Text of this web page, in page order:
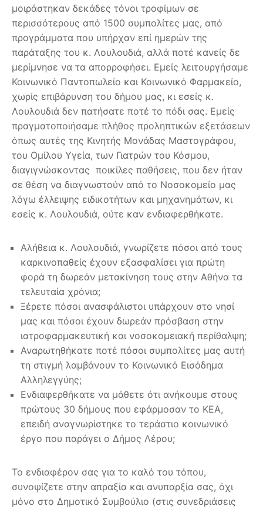
μοιράστηκαν δεκάδες τόνοι τροφίμων σε
περισσότερους από 1500 συμπολίτες μας, από
προγράμματα που υπήρχαν επί ημερών της
παράταξης του κ. Λουλουδιά, αλλά ποτέ κανείς δε
μερίμνησε να τα απορροφήσει. Εμείς λειτουργήσαμε
Κοινωνικό Παντοπωλείο και Κοινωνικό Φαρμακείο,
χωρίς επιβάρυνση του δήμου μας, κι εσείς κ.
Λουλουδιά δεν πατήσατε ποτέ το πόδι σας. Εμείς
πραγματοποιήσαμε πλήθος προληπτικών εξετάσεων
όπως αυτές της Κινητής Μονάδας Μαστογράφου,
του Ομίλου Υγεία, των Γιατρών του Κόσμου,
διαγιγνώσκοντας ποικίλες παθήσεις, που δεν ήταν
σε θέση να διαγνωστούν από το Νοσοκομείο μας
λόγω έλλειψης ειδικοτήτων και μηχανημάτων, κι
εσείς κ. Λουλουδιά, ούτε καν ενδιαφερθήκατε.
Αλήθεια κ. Λουλουδιά, γνωρίζετε πόσοι από τους
καρκινοπαθείς έχουν εξασφαλίσει για πρώτη
φορά τη δωρεάν μετακίνηση τους στην Αθήνα τα
τελευταία χρόνια;
Ξέρετε πόσοι ανασφάλιστοι υπάρχουν στο νησί
μας και πόσοι έχουν δωρεάν πρόσβαση στην
ιατροφαρμακευτική και νοσοκομειακή περίθαλψη;
Αναρωτηθήκατε ποτέ πόσοι συμπολίτες μας αυτή
τη στιγμή λαμβάνουν το Κοινωνικό Εισόδημα
Αλληλεγγύης;
Ενδιαφερθήκατε να μάθετε ότι ανήκουμε στους
πρώτους 30 δήμους που εφάρμοσαν το ΚΕΑ,
επειδή αναγνωρίστηκε το τεράστιο κοινωνικό
έργο που παράγει ο Δήμος Λέρου;
Το ενδιαφέρον σας για το καλό του τόπου,
συνοψίζετε στην απραξία και ανυπαρξία σας, όχι
μόνο στο Δημοτικό Συμβούλιο (στις συνεδριάσεις